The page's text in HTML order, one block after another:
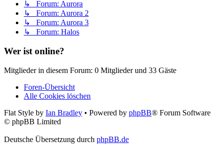
↳ Forum: Aurora
↳ Forum: Aurora 2
↳ Forum: Aurora 3
↳ Forum: Halos
Wer ist online?
Mitglieder in diesem Forum: 0 Mitglieder und 33 Gäste
Foren-Übersicht
Alle Cookies löschen
Flat Style by Ian Bradley • Powered by phpBB® Forum Software
© phpBB Limited
Deutsche Übersetzung durch phpBB.de